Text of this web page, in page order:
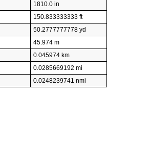
1810.0 in
150.833333333 ft
50.2777777778 yd
45.974 m
0.045974 km
0.0285669192 mi
0.0248239741 nmi